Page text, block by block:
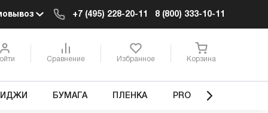
+7 (495) 228-20-11 8 (800) 333-10-11
Сравнение Избранное Корзина
БУМАГА ПЛЕНКА PRO